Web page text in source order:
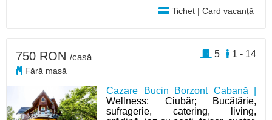
Tichet | Card vacanță
Cazare Bucin Borzont Cabană |
Wellness: Ciubăr; Bucătărie,
sufragerie, catering, living,
750 RON /casă
Fără masă
1 - 14
5